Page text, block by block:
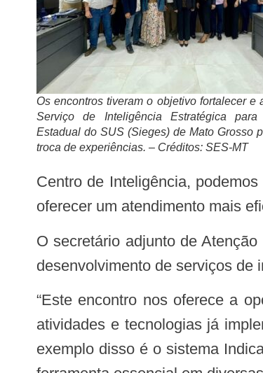
Os encontros tiveram o objetivo fortalecer e
Serviço de Inteligência Estratégica
Estadual do SUS (Sieges) de Mato Grosso
troca de experiências. – Créditos: SES-MT
Centro de Inteligência,
oferecer um atendimento mais
O secretário adjunto de Atenção e Vigilância à Saúde da SES, Juliano Melo, destacou a importância do Conass no suporte ao
desenvolvimento de serviços de
“Este encontro nos oferece a oportunidade de compartilhar nossas experiências bem-sucedidas, além de nos inteirarmos das
atividades e tecnologias já
exemplo disso é o sistema